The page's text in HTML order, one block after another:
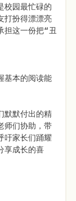
校园最忙碌的
打扮得漂漂亮
担这一份把“丑
基本的阅读能
默默付出的精
师们协助，带
吁家长们踊耀
享成长的喜